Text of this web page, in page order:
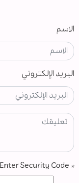
الاسم
البريد الإلكتروني
*